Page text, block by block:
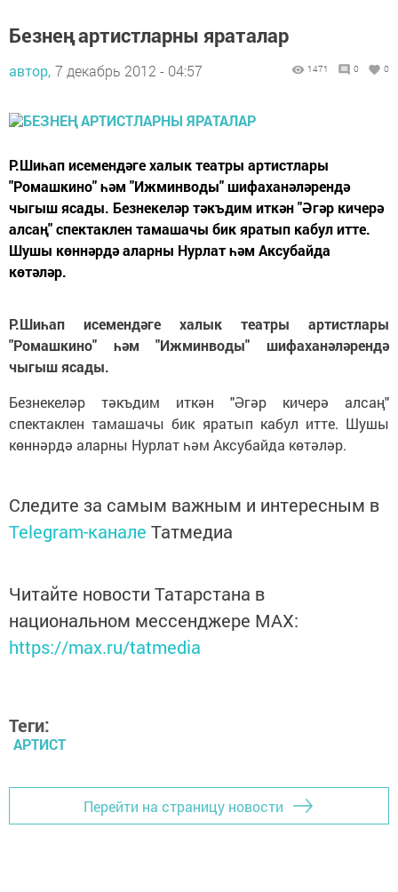
Безнең артистларны яраталар
автор, 7 декабрь 2012 - 04:57 1471 0 0
Р.Шиһап исемендәге халык театры артистлары
"Ромашкино" һәм "Ижминводы" шифаханәләрендә
чыгыш ясады. Безнекеләр тәкъдим иткән "Әгәр кичерә
алсаң" спектаклен тамашачы бик яратып кабул итте.
Шушы көннәрдә аларны Нурлат һәм Аксубайда
көтәләр.
Р.Шиһап исемендәге халык театры артистлары
"Ромашкино" һәм "Ижминводы" шифаханәләрендә
чыгыш ясады.
Безнекеләр тәкъдим иткән "Әгәр кичерә алсаң"
спектаклен тамашачы бик яратып кабул итте. Шушы
көннәрдә аларны Нурлат һәм Аксубайда көтәләр.
Следите за самым важным и интересным в
Telegram-канале Татмедиа
Читайте новости Татарстана в
национальном мессенджере MАХ:
https://max.ru/tatmedia
Теги:
АРТИСТ
Перейти на страницу новости